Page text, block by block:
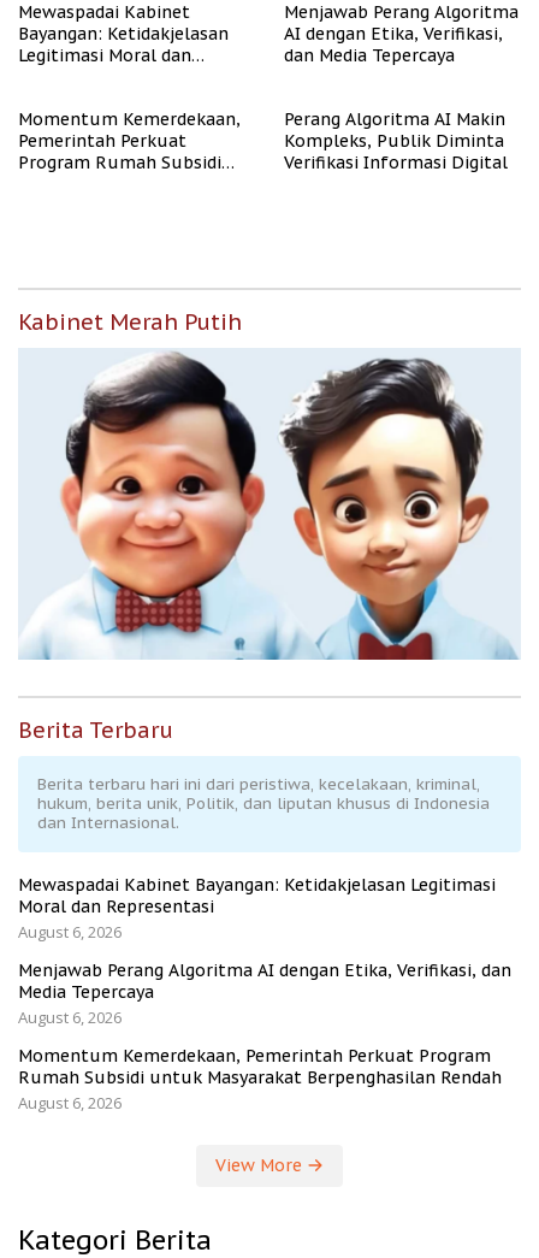
Mewaspadai Kabinet
Bayangan: Ketidakjelasan
Legitimasi Moral dan
Menjawab Perang Algoritma
AI dengan Etika, Verifikasi,
dan Media Tepercaya
Momentum Kemerdekaan,
Pemerintah Perkuat
Program Rumah Subsidi
Perang Algoritma AI Makin
Kompleks, Publik Diminta
Verifikasi Informasi Digital
Kabinet Merah Putih
Berita Terbaru
Berita terbaru hari ini dari peristiwa, kecelakaan, kriminal,
hukum, berita unik, Politik, dan liputan khusus di Indonesia
dan Internasional.
Mewaspadai Kabinet Bayangan: Ketidakjelasan Legitimasi
Moral dan Representasi
August 6, 2026
Menjawab Perang Algoritma AI dengan Etika, Verifikasi, dan
Media Tepercaya
August 6, 2026
Momentum Kemerdekaan, Pemerintah Perkuat Program
Rumah Subsidi untuk Masyarakat Berpenghasilan Rendah
August 6, 2026
View More
Kategori Berita